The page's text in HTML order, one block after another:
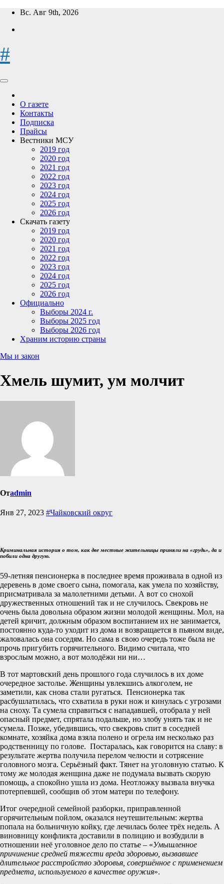
Перейти
содержимому
Вс. Авг 9th, 2026
#
О газете
Контакты
Подписка
Прайсы
Вестники МСУ
2019 год
2020 год
2021 год
2022 год
2023 год
2024 год
2025 год
2026 год
Скачать газету
2019 год
2020 год
2021 год
2022 год
2023 год
2024 год
2025 год
2026 год
Официально
Выборы 2024 г.
Выборы 2025 год
Выборы 2026 год
Храним историю страны
Мы и закон
Хмель шумит, ум молчит
Отadmin
Янв 27, 2023 #Чайковский округ
Криминальная история о том, как две местные жительницы приняли на «грудь», да и
побили одна другую.
59-летняя пенсионерка в последнее время проживала в одной из
деревень в доме своего сына, помогала, как умела по хозяйству,
присматривала за малолетними детьми. А вот со снохой
дружественных отношений так и не случилось. Свекровь не
очень была довольна образом жизни молодой женщины. Мол, на
детей кричит, должным образом воспитанием их не занимается,
постоянно куда-то уходит из дома и возвращается в пьяном виде,
жаловалась она соседям. Но сама в свою очередь тоже была не
прочь пригубить горячительного. Видимо считала, что
взрослым можно, а вот молодёжи ни ни…
В тот мартовский день прошлого года случилось в их доме
очередное застолье. Женщины увлекшись алкоголем, не
заметили, как снова стали ругаться. Пенсионерка так
расбушлатилась, что схватила в руки нож и кинулась с угрозами
на сноху. Та сумела справиться с нападавшей, отобрала у ней
опасный предмет, спрятала подальше, но злобу унять так и не
сумела. Позже, убедившись, что свекровь спит в соседней
комнате, хозяйка дома взяла полено и огрела им несколько раз
родственницу по голове. Постаралась, как говорится на славу: в
результате жертва получила перелом челюсти и сотрясение
головного мозга. Серьёзный факт. Тянет на уголовную статью. К
тому же молодая женщина даже не подумала вызвать скорую
помощь, а спокойно ушла из дома. Неотложку вызвала внучка
потерпевшей, сообщив об этом матери по телефону.
Итог очередной семейной разборки, приправленной
горячительным пойлом, оказался неутешительным: жертва
попала на больничную койку, где лечилась более трёх недель. А
виновницу конфликта доставили в полицию и возбудили в
отношении неё уголовное дело по статье – «Умышленное
причинение средней тяжести вреда здоровью, вызвавшее
длительное расстройство здоровья, совершённое с применением
предмета, используемого в качестве оружия».